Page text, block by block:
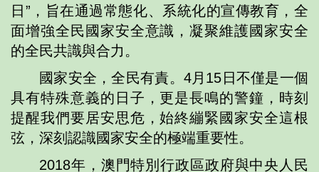
日”，旨在通過常態化、系統化的宣傳教育，全
面增強全民國家安全意識，凝聚維護國家安全
的全民共識與合力。
國家安全，全民有責。4月15日不僅是一個
具有特殊意義的日子，更是長鳴的警鐘，時刻
提醒我們要居安思危，始終繃緊國家安全這根
弦，深刻認識國家安全的極端重要性。
2018年，澳門特別行政區政府與中央人民